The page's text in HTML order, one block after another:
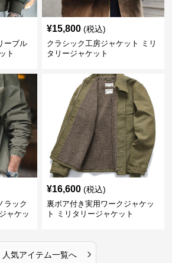
ーブル
ト
¥15,800 (税込)
クラシック工房ジャケット ミリ
タリージャケット
ラック
ャケッ
¥16,600 (税込)
裏ボア付き実用ワークジャケッ
ト ミリタリージャケット
人気アイテム一覧へ ›